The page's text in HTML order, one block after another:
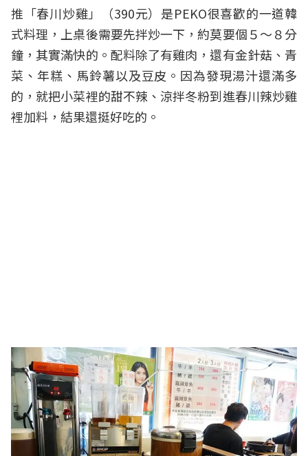
推「春川炒雞」（390元）是PEKO很喜歡的一道韓
式料理，上桌後需要先拌炒一下，約莫要個５～８分
鐘，其實滿快的。配料除了有雞肉，還有金針菇、青
菜、年糕、馬鈴薯以及豆皮。因為發現湯汁還滿多
的，就把小菜裡的甜不辣、涼拌冬粉到進春川辣炒雞
裡加料，結果還挺好吃的。